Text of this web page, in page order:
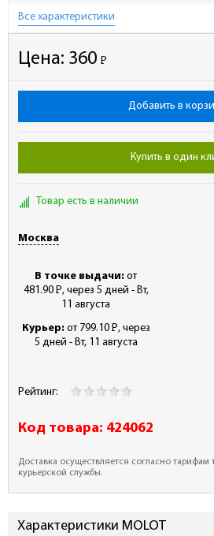
Все характеристики
Цена: 360 Р
-
Добавить в
Купить в один
Товар есть в наличии
Москва
В точке выдачи: от
481.90 Р
- , через 5 дней - Вт,
11 августа
Курьер: от 799.10 Р
- , через
5 дней - Вт, 11 августа
Рейтинг:
Код товара: 424062
Доставка осуществляется согласно
курьерской службы.
Характеристики MOLOT